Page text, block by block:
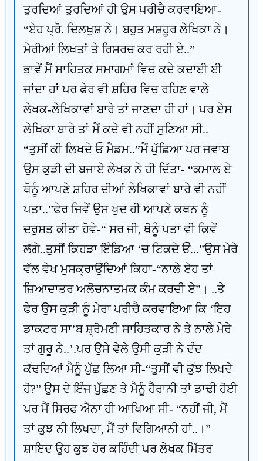
ਤੁਰਦਿਆਂ ਤੁਰਦਿਆਂ ਹੀ ਉਸ ਪਰੀਚੈ ਕਰਵਾਇਆ-
“ਏਹ ਪ੍ਰੋ. ਦਿਲਖੁਸ਼ ਨੇ। ਬਹੁਤ ਮਸ਼ਹੂਰ ਲੇਖਿਕਾ ਨੇ।
ਮੇਰੀਆਂ ਲਿਖਤਾਂ ਤੇ ਰਿਸਰਚ ਕਰ ਰਹੀ ਏ..”
ਭਾਵੇਂ ਮੈਂ ਸਾਹਿਤਕ ਸਮਾਗਮਾਂ ਵਿਚ ਕਦੇ ਕਦਾਈ ਈ
ਜਾਂਦਾ ਹਾਂ ਪਰ ਫੇਰ ਵੀ ਸ਼ਹਿਰ ਵਿਚ ਰਹਿਣ ਵਾਲੇ
ਲੇਖਕ-ਲੇਖਿਕਾਵਾਂ ਬਾਰੇ ਤਾਂ ਜਾਣਦਾ ਹੀ ਹਾਂ। ਪਰ ਏਸ
ਲੇਖਿਕਾ ਬਾਰੇ ਤਾਂ ਮੈਂ ਕਦੇ ਵੀ ਨਹੀਂ ਸੁਣਿਆ ਸੀ..
“ਤੁਸੀਂ ਕੀ ਲਿਖਦੇ ਓ ਮੈਡਮ..”ਮੈਂ ਪੁੱਛਿਆ ਪਰ ਜਵਾਬ
ਉਸ ਕੁੜੀ ਦੀ ਬਜਾਏ ਲੇਖਕ ਨੇ ਹੀ ਦਿੱਤਾ- “ਕਮਾਲ ਏ
ਥੋਨੂੰ ਆਪਣੇ ਸ਼ਹਿਰ ਦੀਆਂ ਲੇਖਿਕਾਵਾਂ ਬਾਰੇ ਵੀ ਨਹੀਂ
ਪਤਾ..”ਫੇਰ ਜਿਵੇਂ ਉਸ ਖੁਦ ਹੀ ਆਪਣੇ ਕਥਨ ਨੂੰ
ਦਰੁਸਤ ਕੀਤਾ ਹੋਵੇ-“ ਸਰ ਜੀ, ਥੋਨੂੰ ਪਤਾ ਵੀ ਕਿਵੇਂ
ਲੱਗੇ..ਤੁਸੀਂ ਕਿਹੜਾ ਇੰਡਿਆ ‘ਚ ਟਿਕਦੇ ਓਂ...”ਉਸ ਮੇਰੇ
ਵੱਲ ਵੇਖ ਮੁਸਕ੍ਰਾਉਂਦਿਆਂ ਕਿਹਾ-“ਨਾਲੇ ਏਹ ਤਾਂ
ਜ਼ਿਆਦਾਤਰ ਅਲੋਚਨਾਤਮਕ ਕੰਮ ਕਰਦੀ ਏ”। ..ਤੇ
ਫੇਰ ਉਸ ਕੁੜੀ ਨੂੰ ਮੇਰਾ ਪਰੀਚੈ ਕਰਵਾਇਆ ਕਿ ‘ਇਹ
ਡਾਕਟਰ ਸਾ’ਬ ਸ਼੍ਰੋਮਣੀ ਸਾਹਿਤਕਾਰ ਨੇ ਤੇ ਨਾਲੇ ਮੇਰੇ
ਤਾਂ ਗੁਰੂ ਨੇ..’.ਪਰ ਉਸੇ ਵੇਲੇ ਉਸੀ ਕੁੜੀ ਨੇ ਦੰਦ
ਕੱਢਦਿਆਂ ਮੈਨੂੰ ਪੁੱਛ ਲਿਆ ਸੀ-“ਤੁਸੀਂ ਵੀ ਕੁੱਝ ਲਿਖਦੇ
ਹੋ?” ਉਸ ਦੇ ਇੰਜ ਪੁੱਛਣ ਤੇ ਮੈਨੂੰ ਹੈਰਾਨੀ ਤਾਂ ਡਾਢੀ ਹੋਈ
ਪਰ ਮੈਂ ਸਿਰਫ ਐਨਾ ਹੀ ਆਖਿਆ ਸੀ- “ਨਹੀਂ ਜੀ, ਮੈਂ
ਤਾਂ ਕੁਝ ਨੀ ਲਿਖਦਾ, ਮੈਂ ਤਾਂ ਵਿਗਿਆਨੀ ਹਾਂ..।”
ਸ਼ਾਇਦ ਉਹ ਕੁਝ ਹੋਰ ਕਹਿੰਦੀ ਪਰ ਲੇਖਕ ਮਿੱਤਰ